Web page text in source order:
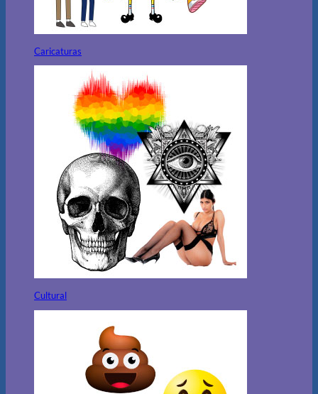
Caricaturas
Cultural